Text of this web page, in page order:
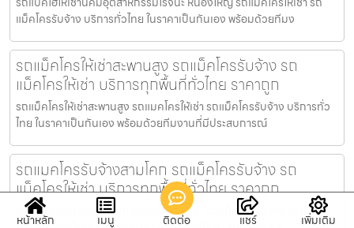
แม็คโครรับจ้าง บริการทั่วไทย ในราคาเป็นกันเอง พร้อมด้วยทีมง
รถแม็คโครให้เช่าสะพานสูง รถแม็คโครรับจ้าง รถ
แม็คโครให้เช่า บริการทุกพื้นที่ทั่วไทย ราคาถูก
รถแม็คโครให้เช่าสะพานสูง รถแมคโครให้เช่า รถแม็คโครรับจ้าง บริการทั่ว
ไทย ในราคาเป็นกันเอง พร้อมด้วยทีมงานที่มีประสบการณ์
รถแมคโครรับจ้างสามโคก รถแม็คโครรับจ้าง รถ
แม็คโครให้เช่า บริการทุกพื้นที่ทั่วไทย ราคาถูก
รถแมคโครรับจ้างสามโคก รถแมคโครให้เช่า รถแม็คโครรับจ้าง บริการทั่ว
หน้าหลัก เมนู ติดต่อ แชร์ เพิ่มเติม